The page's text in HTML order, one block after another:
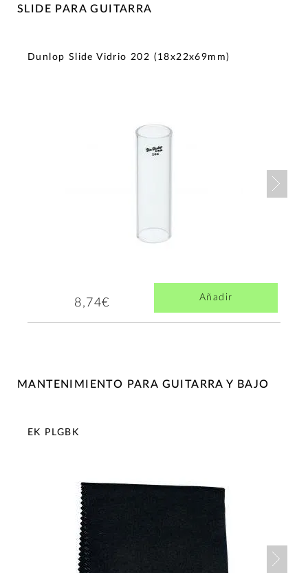
SLIDE PARA GUITARRA
Dunlop Slide Vidrio 202 (18x22x69mm)
8,74€ Añadir
MANTENIMIENTO PARA GUITARRA Y BAJO
EK PLGBK